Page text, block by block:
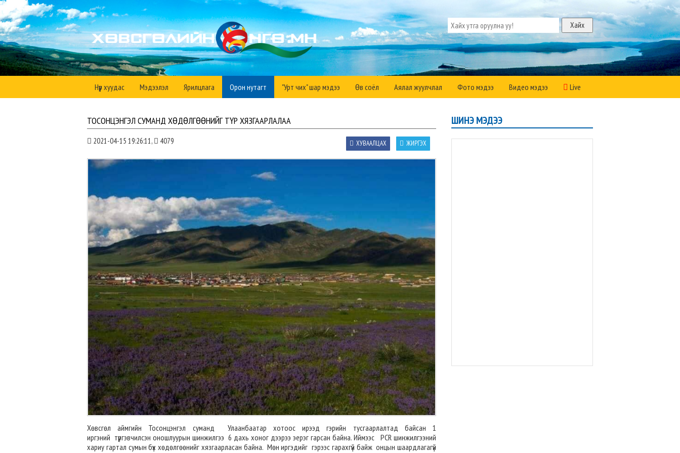
Нүүр хуудас Мэдээлэл Ярилцлага Орон нутагт "Урт чих" шар мэдээ Өв соёл Аялал жуулчлал Фото мэдээ Видео мэдээ Live
ТОСОНЦЭНГЭЛ СУМАНД ХӨДӨЛГӨӨНИЙГ ТҮР ХЯЗГААРЛАЛАА
2021-04-15 19:26:11, 4079 ЖИРГЭХ
ХУВААЛЦАХ
Хөвсгөл аймгийн Тосонцэнгэл суманд Улаанбаатар хотоос ирээд гэрийн тусгаарлалтад байсан 1
иргэний түргэвчилсэн оношлуурын шинжилгээ 6 дахь хоног дээрээ эерэг гарсан байна. Иймээс PCR шинжилгээний
хариу гартал сумын бүх хөдөлгөөнийг хязгаарласан байна. Мөн иргэдийг гэрээс гарахгүй байж онцын шаардлагагүй
ШИНЭ МЭДЭЭ